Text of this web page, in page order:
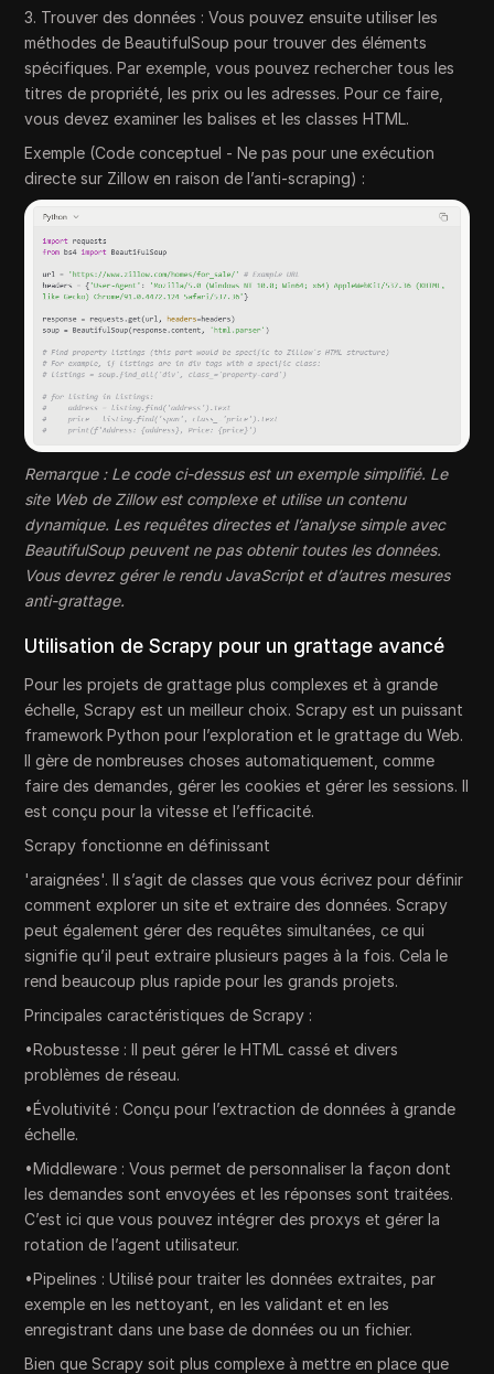
3. Trouver des données : Vous pouvez ensuite utiliser les
méthodes de BeautifulSoup pour trouver des éléments
spécifiques. Par exemple, vous pouvez rechercher tous les
titres de propriété, les prix ou les adresses. Pour ce faire,
vous devez examiner les balises et les classes HTML.
Exemple (Code conceptuel - Ne pas pour une exécution
directe sur Zillow en raison de l’anti-scraping) :
Remarque : Le code ci-dessus est un exemple simplifié. Le
site Web de Zillow est complexe et utilise un contenu
dynamique. Les requêtes directes et l’analyse simple avec
BeautifulSoup peuvent ne pas obtenir toutes les données.
Vous devrez gérer le rendu JavaScript et d’autres mesures
anti-grattage.
Utilisation de Scrapy pour un grattage avancé
Pour les projets de grattage plus complexes et à grande
échelle, Scrapy est un meilleur choix. Scrapy est un puissant
framework Python pour l’exploration et le grattage du Web.
Il gère de nombreuses choses automatiquement, comme
faire des demandes, gérer les cookies et gérer les sessions. Il
est conçu pour la vitesse et l’efficacité.
Scrapy fonctionne en définissant
'araignées'. Il s’agit de classes que vous écrivez pour définir
comment explorer un site et extraire des données. Scrapy
peut également gérer des requêtes simultanées, ce qui
signifie qu’il peut extraire plusieurs pages à la fois. Cela le
rend beaucoup plus rapide pour les grands projets.
Principales caractéristiques de Scrapy :
•Robustesse : Il peut gérer le HTML cassé et divers
problèmes de réseau.
•Évolutivité : Conçu pour l’extraction de données à grande
échelle.
•Middleware : Vous permet de personnaliser la façon dont
les demandes sont envoyées et les réponses sont traitées.
C’est ici que vous pouvez intégrer des proxys et gérer la
rotation de l’agent utilisateur.
•Pipelines : Utilisé pour traiter les données extraites, par
exemple en les nettoyant, en les validant et en les
enregistrant dans une base de données ou un fichier.
Bien que Scrapy soit plus complexe à mettre en place que